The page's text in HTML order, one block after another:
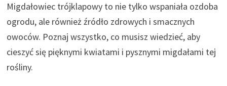
Migdałowiec trójklapowy to nie tylko wspaniała ozdoba
ogrodu, ale również źródło zdrowych i smacznych
owoców. Poznaj wszystko, co musisz wiedzieć, aby
cieszyć się pięknymi kwiatami i pysznymi migdałami tej
rośliny.